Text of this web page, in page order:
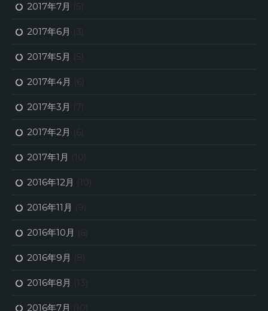
2017年7月 (5)
2017年6月 (3)
2017年5月 (5)
2017年4月 (6)
2017年3月 (7)
2017年2月 (6)
2017年1月 (10)
2016年12月 (10)
2016年11月 (9)
2016年10月 (6)
2016年9月 (8)
2016年8月 (13)
2016年7月 (10)